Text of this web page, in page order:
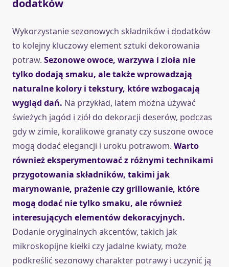
dodatków
Wykorzystanie sezonowych składników i dodatków
to kolejny kluczowy element sztuki dekorowania
potraw. Sezonowe owoce, warzywa i zioła nie
tylko dodają smaku, ale także wprowadzają
naturalne kolory i tekstury, które wzbogacają
wygląd dań. Na przykład, latem można używać
świeżych jagód i ziół do dekoracji deserów, podczas
gdy w zimie, koralikowe granaty czy suszone owoce
mogą dodać elegancji i uroku potrawom. Warto
również eksperymentować z różnymi technikami
przygotowania składników, takimi jak
marynowanie, prażenie czy grillowanie, które
mogą dodać nie tylko smaku, ale również
interesujących elementów dekoracyjnych.
Dodanie oryginalnych akcentów, takich jak
mikroskopijne kiełki czy jadalne kwiaty, może
podkreślić sezonowy charakter potrawy i uczynić ją